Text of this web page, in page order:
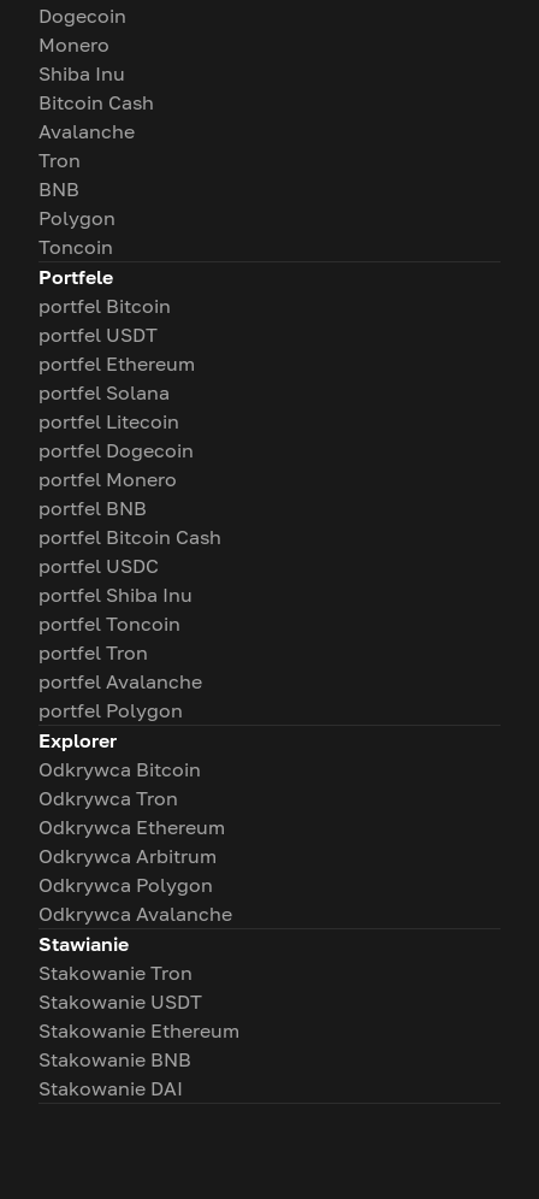
Dogecoin
Monero
Shiba Inu
Bitcoin Cash
Avalanche
Tron
BNB
Polygon
Toncoin
Portfele
portfel Bitcoin
portfel USDT
portfel Ethereum
portfel Solana
portfel Litecoin
portfel Dogecoin
portfel Monero
portfel BNB
portfel Bitcoin Cash
portfel USDC
portfel Shiba Inu
portfel Toncoin
portfel Tron
portfel Avalanche
portfel Polygon
Explorer
Odkrywca Bitcoin
Odkrywca Tron
Odkrywca Ethereum
Odkrywca Arbitrum
Odkrywca Polygon
Odkrywca Avalanche
Stawianie
Stakowanie Tron
Stakowanie USDT
Stakowanie Ethereum
Stakowanie BNB
Stakowanie DAI